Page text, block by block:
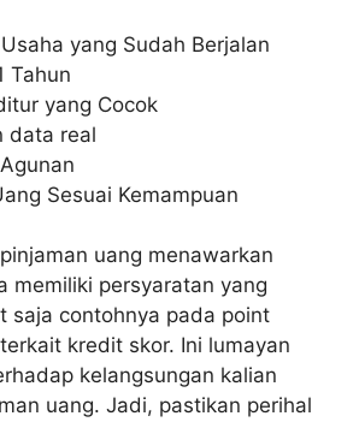
yang Sudah Berjalan
Tahun
yang Cocok
data real
Sesuai Kemampuan
uang menawarkan
memiliki persyaratan yang
saja contohnya pada point
kredit skor. Ini lumayan
kelangsungan kalian
uang. Jadi, pastikan perihal